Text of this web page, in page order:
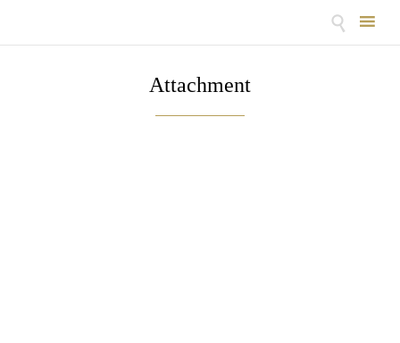

Attachment